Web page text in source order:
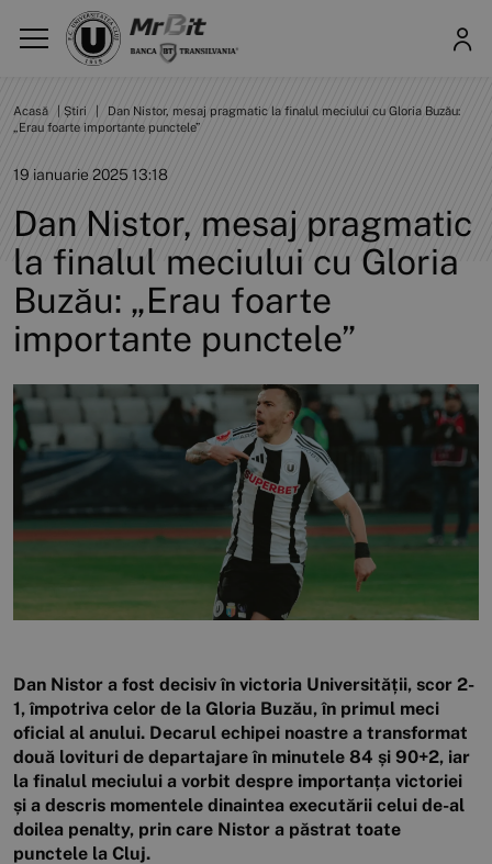
Acasă Știri
Dan Nistor, mesaj pragmatic la finalul meciului cu Gloria Buzău:
„Erau foarte importante punctele”
19 ianuarie 2025 13:18
Dan Nistor, mesaj pragmatic
la finalul meciului cu Gloria
Buzău: „Erau foarte
importante punctele”
Dan Nistor a fost decisiv în victoria Universității, scor 2-
1, împotriva celor de la Gloria Buzău, în primul meci
oficial al anului. Decarul echipei noastre a transformat
două lovituri de departajare în minutele 84 și 90+2, iar
la finalul meciului a vorbit despre importanța victoriei
și a descris momentele dinaintea executării celui de-al
doilea penalty, prin care Nistor a păstrat toate
punctele la Cluj.